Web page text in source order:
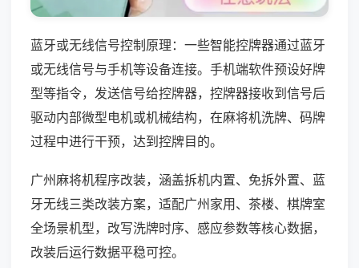
蓝牙或无线信号控制原理：一些智能控牌器通过蓝牙
或无线信号与手机等设备连接。手机端软件预设好牌
型等指令，发送信号给控牌器，控牌器接收到信号后
驱动内部微型电机或机械结构，在麻将机洗牌、码牌
过程中进行干预，达到控牌目的。
广州麻将机程序改装，涵盖拆机内置、免拆外置、蓝
牙无线三类改装方案，适配广州家用、茶楼、棋牌室
全场景机型，改写洗牌时序、感应参数等核心数据，
改装后运行数据平稳可控。